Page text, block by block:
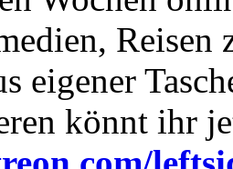
Reisen
eigener
könnt ihr